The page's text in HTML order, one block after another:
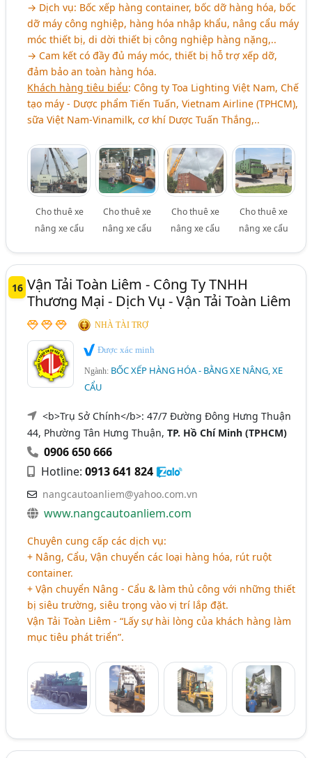
→ Dịch vụ: Bốc xếp hàng container, bốc dỡ hàng hóa, bốc
dỡ máy công nghiệp, hàng hóa nhập khẩu, nâng cẩu máy
móc thiết bị, di dời thiết bị công nghiệp hàng nặng,..
→ Cam kết có đầy đủ máy móc, thiết bị hỗ trợ xếp dỡ,
đảm bảo an toàn hàng hóa.
Khách hàng tiêu biểu: Công ty Toa Lighting Việt Nam, Chế
tạo máy - Dược phẩm Tiến Tuấn, Vietnam Airline (TPHCM),
sữa Việt Nam-Vinamilk, cơ khí Dược Tuấn Thắng,..
Cho thuê xe
nâng xe cẩu
Cho thuê xe
nâng xe cẩu
Cho thuê xe
nâng xe cẩu
Cho thuê xe
nâng xe cẩu
16 Vận Tải Toàn Liêm - Công Ty TNHH
Thương Mại - Dịch Vụ - Vận Tải Toàn Liêm
NHÀ TÀI TRỢ
Được xác minh
Ngành: BỐC XẾP HÀNG HÓA - BẰNG XE NÂNG, XE
CẨU
<b>Trụ Sở Chính</b>: 47/7 Đường Đông Hưng Thuận
44, Phường Tân Hưng Thuận,TP. Hồ Chí Minh (TPHCM)
0906 650 666
Hotline:0913 641 824
nangcautoanliem@yahoo.com.vn
www.nangcautoanliem.com
Chuyên cung cấp các dịch vụ:
+ Nâng, Cẩu, Vận chuyển các loại hàng hóa, rút ruột
container.
+ Vận chuyển Nâng - Cẩu & làm thủ công với những thiết
bị siêu trường, siêu trọng vào vị trí lắp đặt.
Vận Tải Toàn Liêm - “Lấy sự hài lòng của khách hàng làm
mục tiêu phát triển”.